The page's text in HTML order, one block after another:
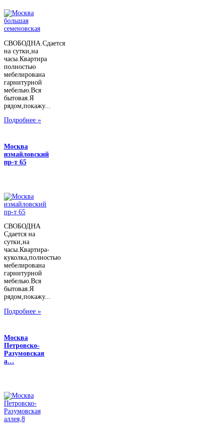
СВОБОДНА.Сдается
на сутки,на
часы.Квартира
полностью
мебелирована
гарнитурной
мебелью.Вся
бытовая.Я
рядом,покажу...
Подробнее »
Москва
измайловский
пр-т 65
СВОБОДНА
Сдается на
сутки,на
часы.Квартира-
куколка,полностью
мебелирована
гарнитурной
мебелью.Вся
бытовая.Я
рядом,покажу...
Подробнее »
Москва
Петровско-
Разумовская
а…